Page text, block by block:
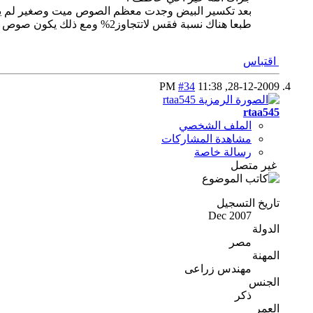
بعد تكسير البيض وجدت معظم الصوص ميت وصغير لم
طبعا هناك نسبة فقس لاتتجاوز2% ومع ذلك يكون صوص الرومي مكسح.
اقتباس
28-12-2009,
11:38 PM
#34
rtaa545
الملف الشخصي
مشاهدة المشاركات
رسالة خاصة
غير متصل
تاريخ التسجيل
Dec 2007
الدولة
مصر
المهنة
مهندس زراعى
الجنس
ذكر
العمر